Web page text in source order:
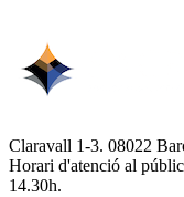
Claravall 1-3. 08022
Horari d'atenció al
14.30h.